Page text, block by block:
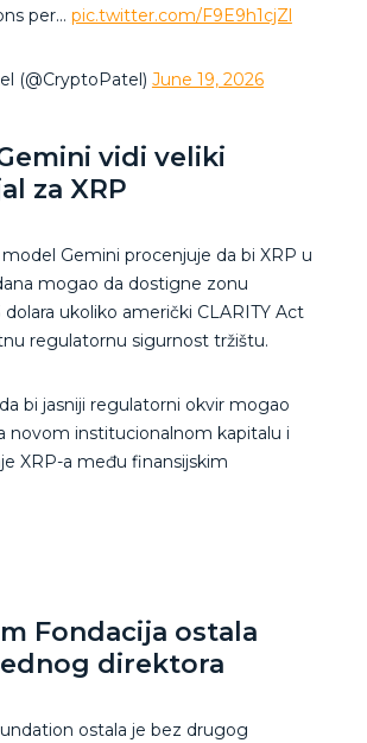
per… pic.twitter.com/F9E9h1cjZl
(@CryptoPatel) June 19, 2026
vidi veliki
za XRP
Gemini procenjuje da bi XRP u
mogao da dostigne zonu
dolara ukoliko američki CLARITY Act
regulatornu sigurnost tržištu.
bi jasniji regulatorni okvir mogao
novom institucionalnom kapitalu i
XRP-a među finansijskim
Fondacija ostala
direktora
ostala je bez drugog